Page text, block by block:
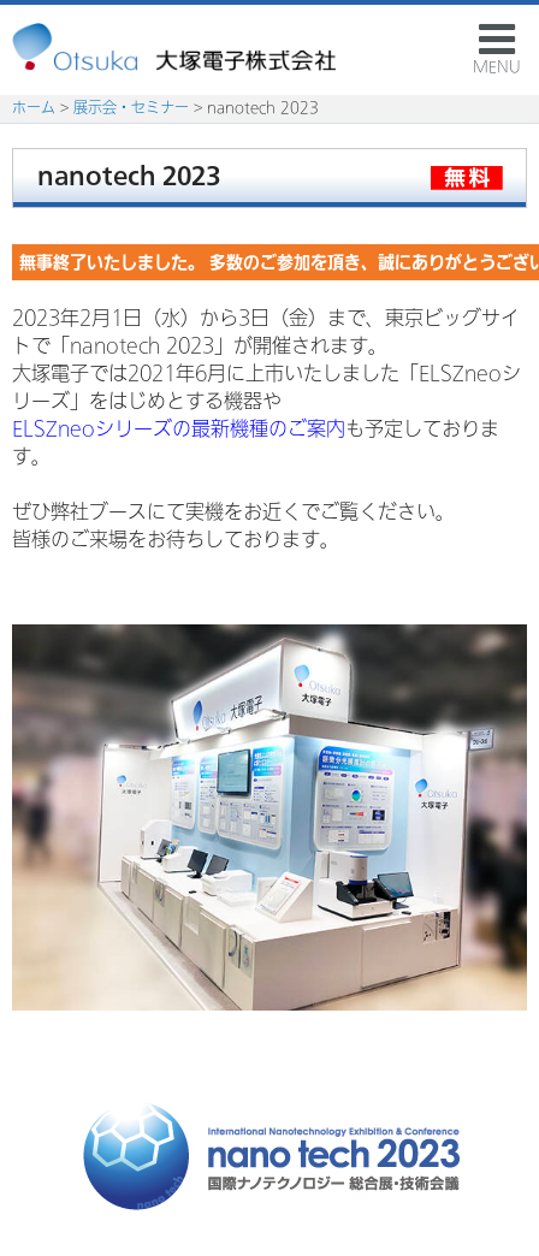
MENU
ホーム > 展示会・セミナー > nanotech 2023
nanotech 2023
無事終了いたしました。 多数のご参加を頂き、誠にありがとうござ
2023年2月1日（水）から3日（金）まで、東京ビッグサイ
トで「nanotech 2023」が開催されます。
大塚電子では2021年6月に上市いたしました「ELSZneoシ
リーズ」をはじめとする機器や
ELSZneoシリーズの最新機種のご案内も予定しておりま
す。
ぜひ弊社ブースにて実機をお近くでご覧ください。
皆様のご来場をお待ちしております。